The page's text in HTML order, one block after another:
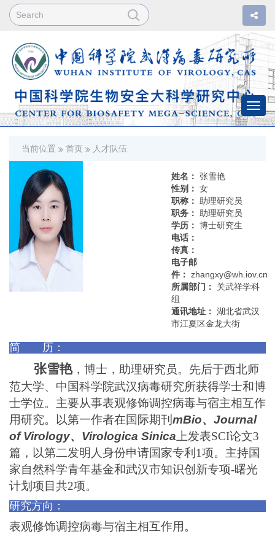
当前位置 首页 人才队伍
姓名： 张雪艳
性别： 女
职称：
助理研究员
职务：
助理研究员
学历： 博士研究生
电话：
传真：
电子邮
件： zhangxy@wh.iov.cn
所属部门：
关武祥学科
组
通讯地址： 湖北省武汉
市江夏区金龙大街
简 历：
张雪艳，博士，助理研究员。先后于西北师
范大学、中国科学院武汉病毒研究所获得学士和博
士学位。主要从事表观修饰调控病毒与宿主相互作
用研究。以第一作者在国际期刊 mBio、Journal
of Virology、Virologica Sinica 上发表SCI论文3
篇，以第二发明人身份申请国家专利1项。主持国
家自然科学青年基金和武汉市知识创新专项-曙光
计划项目共2项。
研究方向：
表观修饰调控病毒与宿主相互作用。